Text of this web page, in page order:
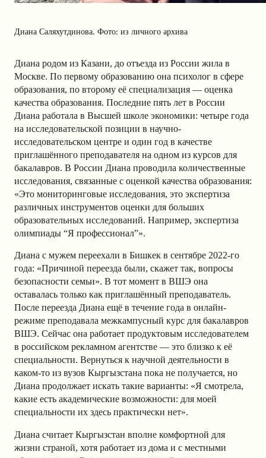
Диана Саляхутдинова. Фото: из личного архива
Диана родом из Казани, до отъезда из России жила в
Москве. По первому образованию она психолог в сфере
образования, по второму её специализация — оценка
качества образования. Последние пять лет в России
Диана работала в Высшей школе экономики: четыре года
на исследовательской позиции в научно-
исследовательском центре и один год в качестве
приглашённого преподавателя на одном из курсов для
бакалавров. В России Диана проводила количественные
исследования, связанные с оценкой качества образования:
«Это мониторинговые исследования, это экспертиза
различных инструментов оценки для больших
образовательных исследований. Например, экспертиза
олимпиады “Я профессионал”».
Диана с мужем переехали в Бишкек в сентябре 2022-го
года: «Причиной переезда были, скажет так, вопросы
безопасности семьи». В тот момент в ВШЭ она
оставалась только как приглашённый преподаватель.
После переезда Диана ещё в течение года в онлайн-
режиме преподавала межкампусный курс для бакалавров
ВШЭ. Сейчас она работает продуктовым исследователем
в российском рекламном агентстве — это близко к её
специальности. Вернуться к научной деятельности в
каком-то из вузов Кыргызстана пока не получается, но
Диана продолжает искать такие варианты: «Я смотрела,
какие есть академические возможности: для моей
специальности их здесь практически нет».
Диана считает Кыргызстан вполне комфортной для
жизни страной, хотя работает из дома и с местными